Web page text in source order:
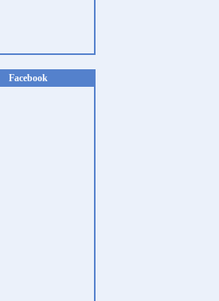
Facebook